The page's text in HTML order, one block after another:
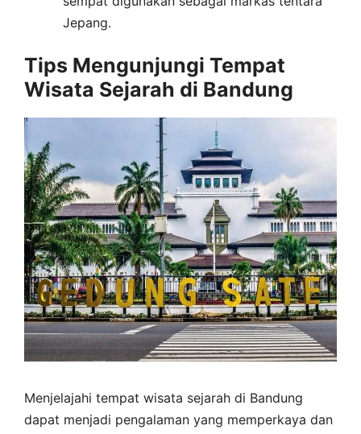
Jepang.
Tips Mengunjungi Tempat
Wisata Sejarah di Bandung
Menjelajahi tempat wisata sejarah di Bandung
dapat menjadi pengalaman yang memperkaya dan